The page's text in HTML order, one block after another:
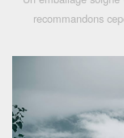
recommandons